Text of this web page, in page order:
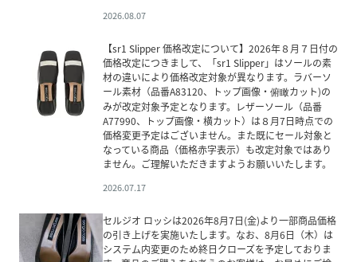
2026.08.07
【sr1 Slipper 価格改定について】2026年８月７日付の
価格改定につきまして、「sr1 Slipper」はソールの素
材の違いにより価格改定対象が異なります。ラバーソ
ール素材（品番A83120、トップ画像・俯瞰カット)の
みが改定対象予定となります。レザーソール（品番
A77990、トップ画像・横カット）は８月7日時点での
価格変更予定はございません。また既にセール対象と
なっている商品（価格赤字表示）も改定対象ではあり
ません。ご理解いただきますようお願いいたします。
2026.07.17
セルジオ ロッシは2026年8月7日(金)より一部商品価格
の引き上げを実施いたします。なお、8月6日（木）は
システム内変更のため終日クローズを予定しておりま